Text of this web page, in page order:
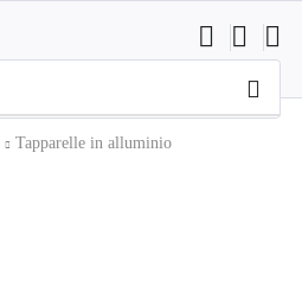
Tapparelle in alluminio